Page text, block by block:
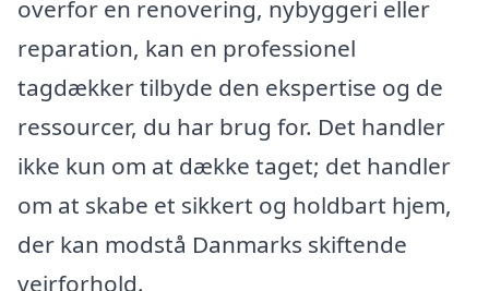
overfor en renovering, nybyggeri eller
reparation, kan en professionel
tagdækker tilbyde den ekspertise og de
ressourcer, du har brug for. Det handler
ikke kun om at dække taget; det handler
om at skabe et sikkert og holdbart hjem,
der kan modstå Danmarks skiftende
vejrforhold.